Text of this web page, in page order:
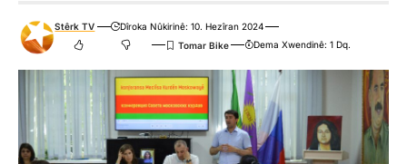
Stêrk TV
Dîroka Nûkirinê: 10. Hezîran 2024
Dema Xwendinê: 1 Dq.